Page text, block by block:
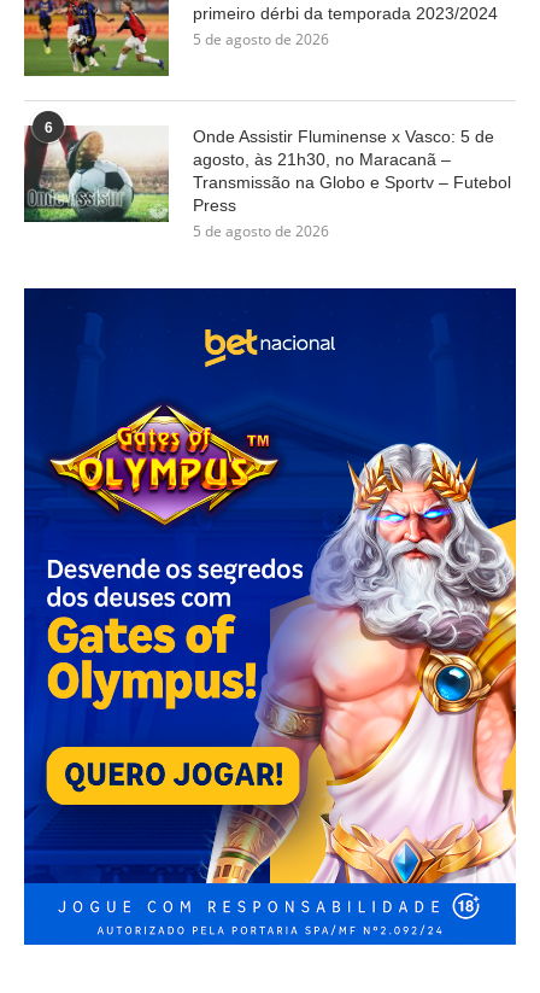
primeiro dérbi da temporada 2023/2024
5 de agosto de 2026
6
Onde Assistir Fluminense x Vasco: 5 de
agosto, às 21h30, no Maracanã –
Transmissão na Globo e Sportv – Futebol
Press
5 de agosto de 2026